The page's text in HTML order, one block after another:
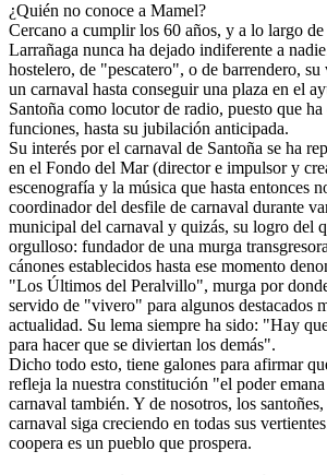
¿Quién no conoce a Mamel?
Cercano a cumplir los 60 años, y a lo largo
Larrañaga nunca ha dejado indiferente a
hostelero, de "pescatero", o de barrendero,
un carnaval hasta conseguir una plaza en el
Santoña como locutor de radio, puesto que
funciones, hasta su jubilación anticipada.
Su interés por el carnaval de Santoña se ha
en el Fondo del Mar (director e impulsor y
escenografía y la música que hasta entonces
coordinador del desfile de carnaval durante
municipal del carnaval y quizás, su logro del
orgulloso: fundador de una murga
cánones establecidos hasta ese momento
"Los Últimos del Peralvillo", murga por
servido de "vivero" para algunos destacados
actualidad. Su lema siempre ha sido: "Hay
para hacer que se diviertan los demás".
Dicho todo esto, tiene galones para afirmar
refleja la nuestra constitución "el poder
carnaval también. Y de nosotros, los
carnaval siga creciendo en todas sus
coopera es un pueblo que prospera.